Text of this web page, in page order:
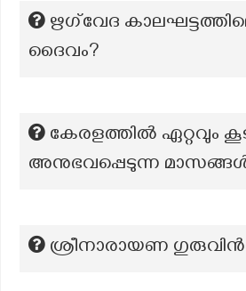
ഋഗ്‌വേദ
ദൈവം?
കേരളത്തിൽ ഏറ്റവും
അനുഭവപ്പെടുന്ന
ശ്രീനാരായണ